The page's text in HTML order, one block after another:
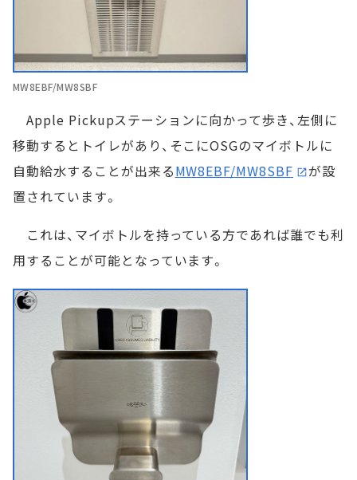
MW8EBF/MW8SBF
Apple Pickupステーションに向かって歩き、左側に
移動するとトイレがあり、そこにOSGのマイボトルに
自動給水することが出来るMW8EBF/MW8SBF
が設
置されています。
これは、マイボトルを持っている方であれば誰でも利
用することが可能となっています。